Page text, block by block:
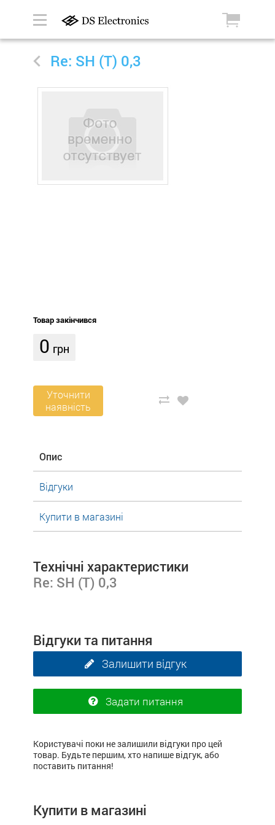
Re: SH (Т) 0,3
Товар закінчився
0 грн
Уточнити
наявність
Опис
Відгуки
Купити в магазині
Технічні характеристики
Re: SH (Т) 0,3
Відгуки та питання
Залишити відгук
Задати питання
Користувачі поки не залишили відгуки про цей
товар. Будьте першим, хто напише відгук, або
поставить питання!
Купити в магазині